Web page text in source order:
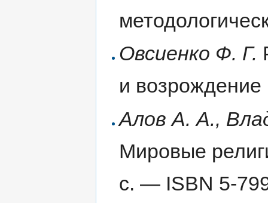
Овсиенко Ф. Г.
и
Алов А. А.,
Мировые
с. — ISBN 5-